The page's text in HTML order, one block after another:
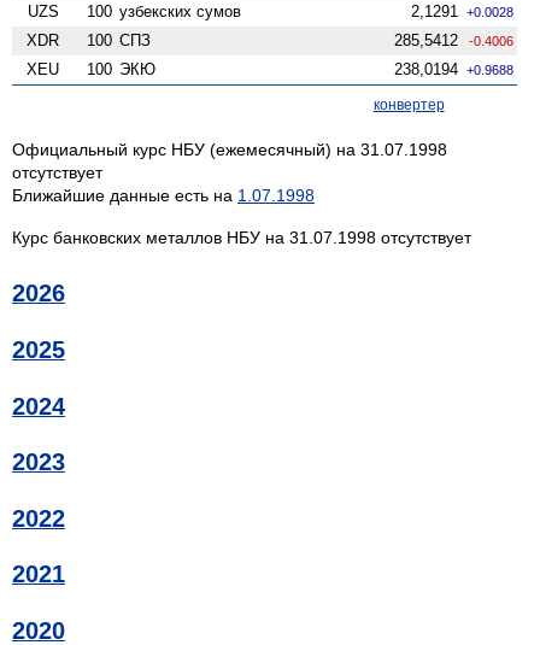
UZS 100 узбекских сумов 2,1291 +0.0028
XDR 100 СПЗ 285,5412 -0.4006
XEU 100 ЭКЮ 238,0194 +0.9688
конвертер
Официальный курс НБУ (ежемесячный) на 31.07.1998
отсутствует
Ближайшие данные есть на 1.07.1998
Курс банковских металлов НБУ на 31.07.1998 отсутствует
2026
2025
2024
2023
2022
2021
2020